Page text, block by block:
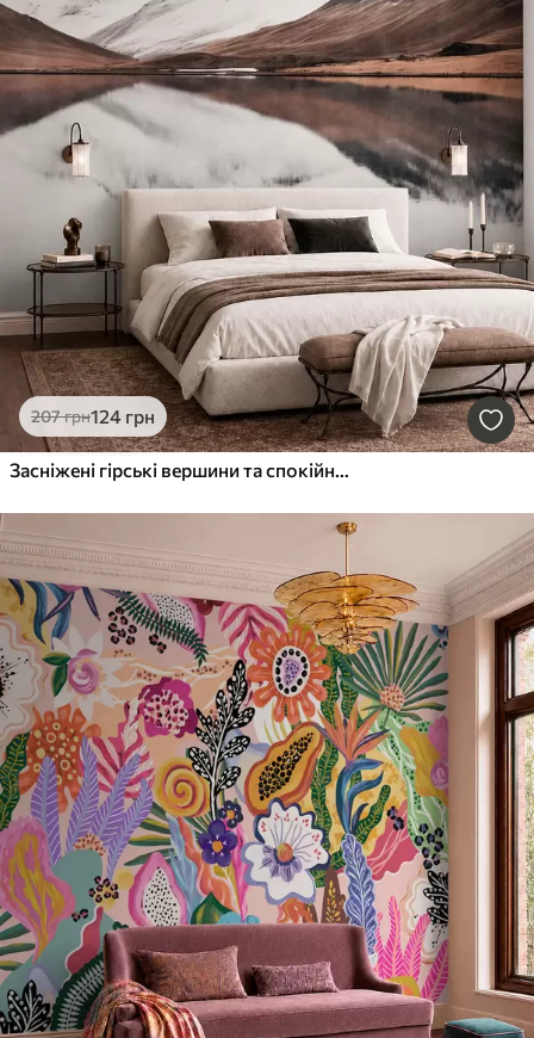
207грн124 грн
Засніжені гірські вершини та спокійне озеро з дзеркальним віддзеркаленням